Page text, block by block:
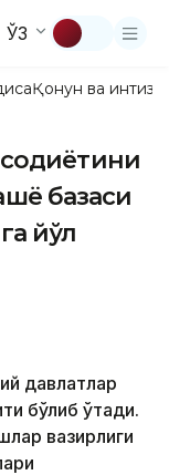
ЎЗ
Қонун ва
базаси
йўл
давлатлар
бўлиб ўтади.
вазирлиги